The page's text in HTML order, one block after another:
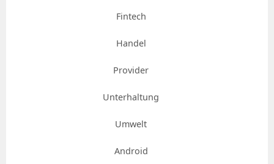
Fintech
Handel
Provider
Unterhaltung
Umwelt
Android